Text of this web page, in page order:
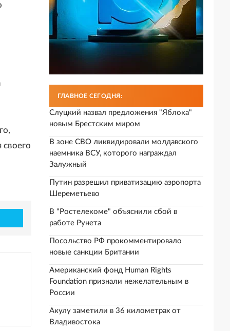
ГЛАВНОЕ СЕГОДНЯ:
Слуцкий назвал предложения "Яблока"
новым Брестским миром
В зоне СВО ликвидировали молдавского
наемника ВСУ, которого награждал
Залужный
Путин разрешил приватизацию аэропорта
Шереметьево
В "Ростелекоме" объяснили сбой в
работе Рунета
Посольство РФ прокомментировало
новые санкции Британии
Американский фонд Human Rights
Foundation признали нежелательным в
России
Акулу заметили в 36 километрах от
Владивостока